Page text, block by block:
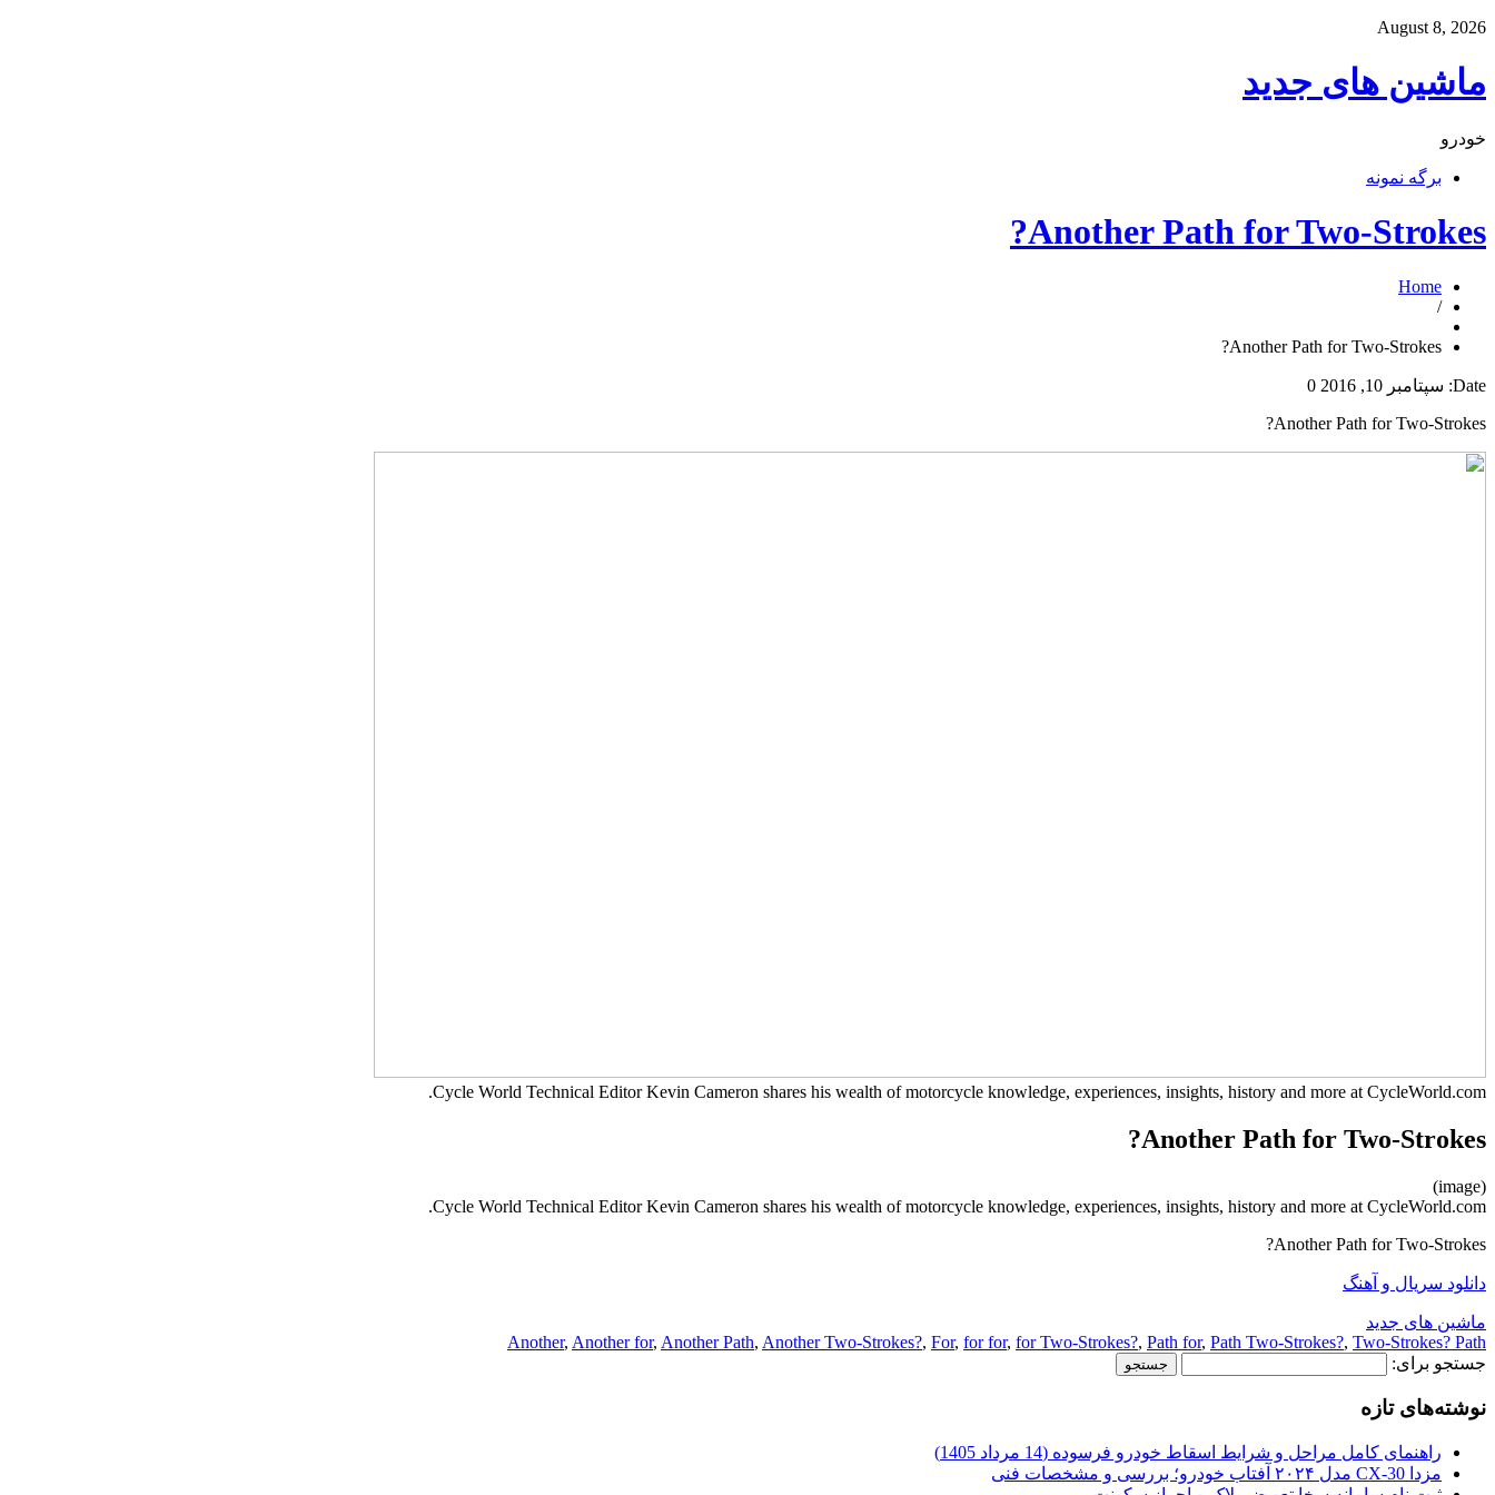
August 8, 2026
ماشین های جدید
خودرو
برگه نمونه
Another Path for Two-Strokes?
Home
/
Another Path for Two-Strokes?
Date: سپتامبر 10, 2016
0
Another Path for Two-Strokes?
Cycle World Technical Editor Kevin Cameron shares his wealth of motorcycle knowledge, experiences, insights, history and more at CycleWorld.com.
Another Path for Two-Strokes?
(image)
Cycle World Technical Editor Kevin Cameron shares his wealth of motorcycle knowledge, experiences, insights, history and more at CycleWorld.com.
Another Path for Two-Strokes?
دانلود سریال و آهنگ
ماشین های جدید
Another, Another for, Another Path, Another Two-Strokes?, For, for for, for Two-Strokes?, Path for, Path Two-Strokes?, Two-Strokes? Path
جستجو برای:
نوشته‌های تازه
راهنمای کامل مراحل و شرایط اسقاط خودرو فرسوده (14 مرداد 1405)
مزدا CX-30 مدل ۲۰۲۴ آفتاب خودرو؛ بررسی و مشخصات فنی